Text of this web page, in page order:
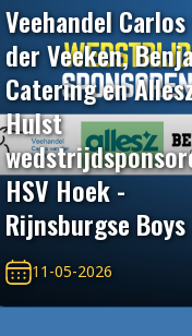
Veehandel
der Veeken,
Catering en
Hulst
HSV Hoek -
Rijnsburgse Boys
11-05-2026